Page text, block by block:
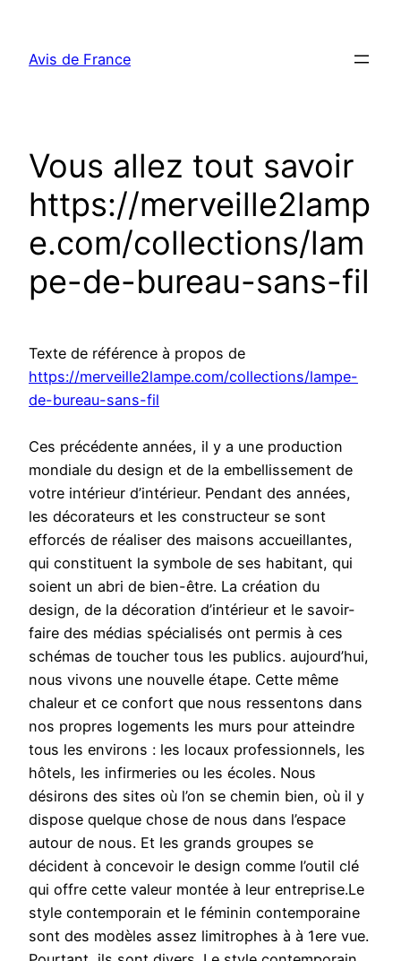
contenu
Avis de France
Vous allez tout savoir
https://merveille2lamp
e.com/collections/lam
pe-de-bureau-sans-fil
Texte de référence à propos de
https://merveille2lampe.com/collections/lampe-
de-bureau-sans-fil
Ces précédente années, il y a une production
mondiale du design et de la embellissement de
votre intérieur d’intérieur. Pendant des années,
les décorateurs et les constructeur se sont
efforcés de réaliser des maisons accueillantes,
qui constituent la symbole de ses habitant, qui
soient un abri de bien-être. La création du
design, de la décoration d’intérieur et le savoir-
faire des médias spécialisés ont permis à ces
schémas de toucher tous les publics. aujourd’hui,
nous vivons une nouvelle étape. Cette même
chaleur et ce confort que nous ressentons dans
nos propres logements les murs pour atteindre
tous les environs : les locaux professionnels, les
hôtels, les infirmeries ou les écoles. Nous
désirons des sites où l’on se chemin bien, où il y
dispose quelque chose de nous dans l’espace
autour de nous. Et les grands groupes se
décident à concevoir le design comme l’outil clé
qui offre cette valeur montée à leur entreprise.Le
style contemporain et le féminin contemporaine
sont des modèles assez limitrophes à à 1ere vue.